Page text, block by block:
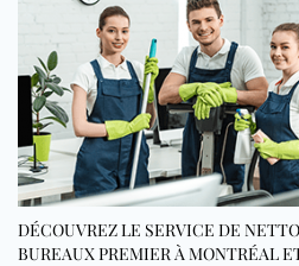
DÉCOUVREZ LE SERVICE DE
BUREAUX PREMIER À MONTRÉAL